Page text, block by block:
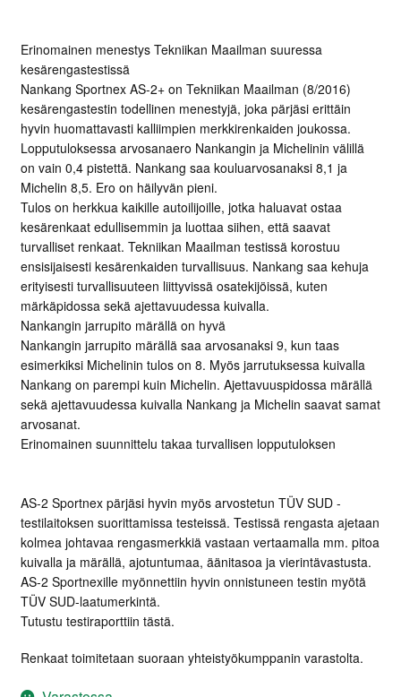
Erinomainen menestys Tekniikan Maailman suuressa
kesärengastestissä
Nankang Sportnex AS-2+ on Tekniikan Maailman (8/2016)
kesärengastestin todellinen menestyjä, joka pärjäsi erittäin
hyvin huomattavasti kalliimpien merkkirenkaiden joukossa.
Lopputuloksessa arvosanaero Nankangin ja Michelinin välillä
on vain 0,4 pistettä. Nankang saa kouluarvosanaksi 8,1 ja
Michelin 8,5. Ero on häilyvän pieni.
Tulos on herkkua kaikille autoilijoille, jotka haluavat ostaa
kesärenkaat edullisemmin ja luottaa siihen, että saavat
turvalliset renkaat. Tekniikan Maailman testissä korostuu
ensisijaisesti kesärenkaiden turvallisuus. Nankang saa kehuja
erityisesti turvallisuuteen liittyvissä osatekijöissä, kuten
märkäpidossa sekä ajettavuudessa kuivalla.
Nankangin jarrupito märällä on hyvä
Nankangin jarrupito märällä saa arvosanaksi 9, kun taas
esimerkiksi Michelinin tulos on 8. Myös jarrutuksessa kuivalla
Nankang on parempi kuin Michelin. Ajettavuuspidossa märällä
sekä ajettavuudessa kuivalla Nankang ja Michelin saavat samat
arvosanat.
Erinomainen suunnittelu takaa turvallisen lopputuloksen
AS-2 Sportnex pärjäsi hyvin myös arvostetun TÜV SUD -
testilaitoksen suorittamissa testeissä. Testissä rengasta ajetaan
kolmea johtavaa rengasmerkkiä vastaan vertaamalla mm. pitoa
kuivalla ja märällä, ajotuntumaa, äänitasoa ja vierintävastusta.
AS-2 Sportnexille myönnettiin hyvin onnistuneen testin myötä
TÜV SUD-laatumerkintä.
Tutustu testiraporttiin tästä.
Renkaat toimitetaan suoraan yhteistyökumppanin varastolta.